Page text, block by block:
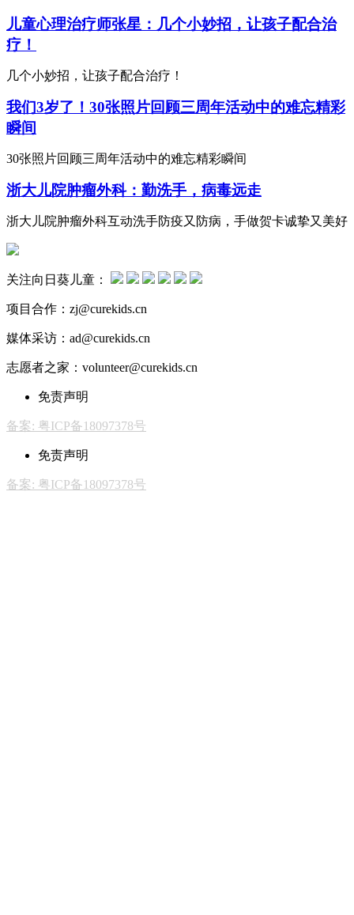
儿童心理治疗师张星：几个小妙招，让孩子配合治
疗！
几个小妙招，让孩子配合治疗！
我们3岁了！30张照片回顾三周年活动中的难忘精彩
瞬间
30张照片回顾三周年活动中的难忘精彩瞬间
浙大儿院肿瘤外科：勤洗手，病毒远走
浙大儿院肿瘤外科互动洗手防疫又防病，手做贺卡诚挚又美好
关注向日葵儿童：
项目合作：zj@curekids.cn
媒体采访：ad@curekids.cn
志愿者之家：volunteer@curekids.cn
免责声明
备案: 粤ICP备18097378号
免责声明
备案: 粤ICP备18097378号